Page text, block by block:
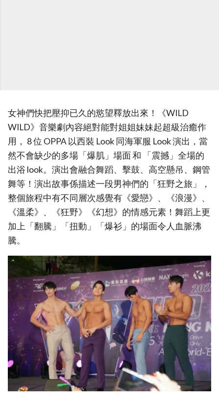
女神們快把壓抑已久的慾望釋放出來！《WILD
WILD》音樂劇內容絕對能對姐姐妹妹起超級治癒作
用， 8 位 OPPA 以西裝 Look 同海軍服 Look 演出，當
然不會缺少的多場「爆肌」場面 和 「震撼」全場的
出浴 look。演出會融合舞蹈、擊鼓、高空懸吊、鋼管
舞等！演出故事係描述一段男神們的「狂野之旅」，
整個旅程中有不同層次感覺有《愛戀》、《浪漫》、
《溫柔》、《狂野》《幻想》的情感元素！舞蹈上更
加上「翻騰」「扭動」「爆衫」的場面令人血脈沸
騰。